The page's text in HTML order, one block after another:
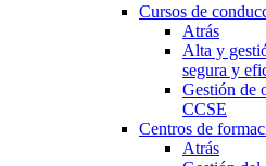
Cursos de
Atrás
Alta y
segura y
Gestión de
CCSE
Centros de
Atrás